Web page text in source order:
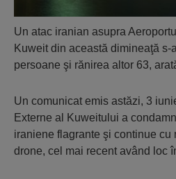
Un atac iranian asupra
Kuweit din această dimineaţă s-
persoane şi rănirea altor 63,
Un comunicat emis astăzi, 3
Externe al Kuweitului a
iraniene flagrante şi continue cu
drone, cel mai recent având loc